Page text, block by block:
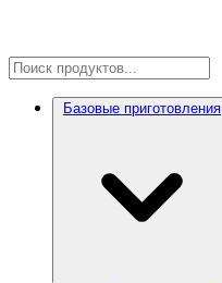
Базовые приготовления